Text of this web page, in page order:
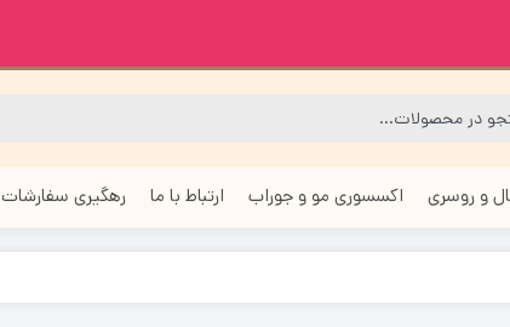
و روسری اکسسوری مو و جوراب ارتباط با ما رهگیری سفارشات